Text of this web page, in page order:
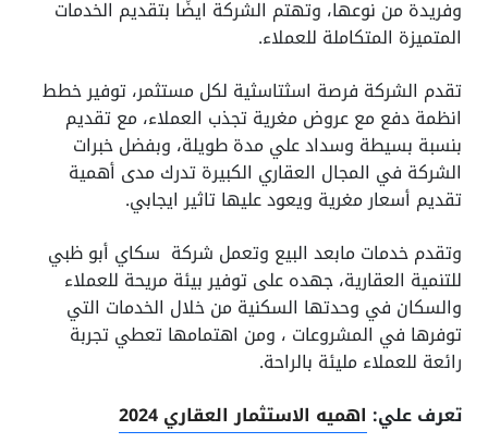
وفريدة من نوعها، وتهتم الشركة ايضًا بتقديم الخدمات
المتميزة المتكاملة للعملاء.
تقدم الشركة فرصة اسثتاسثية لكل مستثمر، توفير خطط
انظمة دفع مع عروض مغرية تجذب العملاء، مع تقديم
بنسبة بسيطة وسداد علي مدة طويلة، وبفضل خبرات
الشركة في المجال العقاري الكبيرة تدرك مدى أهمية
تقديم أسعار مغرية ويعود عليها تاثير ايجابي.
وتقدم خدمات مابعد البيع وتعمل شركة سكاي أبو ظبي
للتنمية العقارية، جهده على توفير بيئة مريحة للعملاء
والسكان في وحدتها السكنية من خلال الخدمات التي
توفرها في المشروعات ، ومن اهتمامها تعطي تجربة
رائعة للعملاء مليئة بالراحة.
تعرف علي: اهميه الاستثمار العقاري 2024